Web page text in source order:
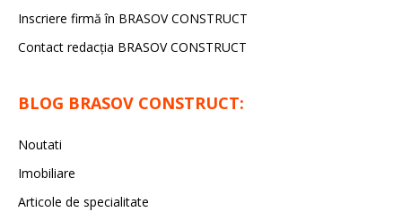
Inscriere firmă în BRASOV CONSTRUCT
Contact redacţia BRASOV CONSTRUCT
BLOG BRASOV CONSTRUCT:
Noutati
Imobiliare
Articole de specialitate